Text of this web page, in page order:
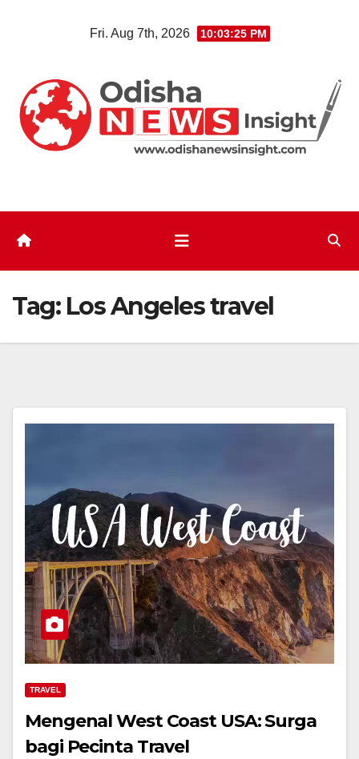
Fri. Aug 7th, 2026 10:03:26 PM
Tag: Los Angeles travel
TRAVEL
Mengenal West Coast USA: Surga
bagi Pecinta Travel